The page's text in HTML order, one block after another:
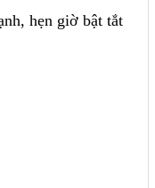
hẹn giờ bật tắt